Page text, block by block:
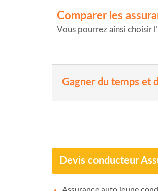
Comparer les
Vous pourrez ainsi choisir
Gagner du temps et
Devis conducteur